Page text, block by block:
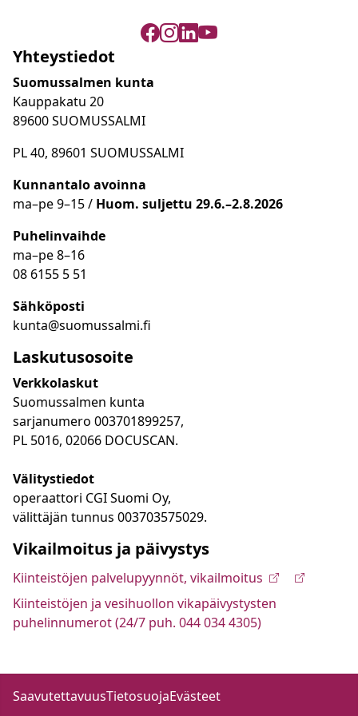
Yhteystiedot
Suomussalmen kunta
Kauppakatu 20
89600 SUOMUSSALMI
PL 40, 89601 SUOMUSSALMI
Kunnantalo avoinna
ma–pe 9–15 / Huom. suljettu 29.6.–2.8.2026
Puhelinvaihde
ma–pe 8–16
08 6155 5 51
Sähköposti
kunta@suomussalmi.fi
Laskutusosoite
Verkkolaskut
Suomussalmen kunta
sarjanumero 003701899257,
PL 5016, 02066 DOCUSCAN.
Välitystiedot
operaattori CGI Suomi Oy,
välittäjän tunnus 003703575029.
Vikailmoitus ja päivystys
Kiinteistöjen palvelupyynnöt, vikailmoitus
Kiinteistöjen ja vesihuollon vikapäivystysten
puhelinnumerot (24/7 puh. 044 034 4305)
SaavutettavuusTietosuojaEvästeet